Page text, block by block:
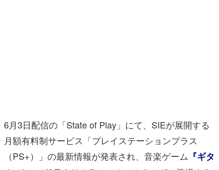
アプリレビュー
その他
6月3日配信の「State of Play」にて、SIEが展開する
月額有料制サービス「プレイステーションプラス
（PS+）」の最新情報が発表され、音楽ゲーム 『ギタ